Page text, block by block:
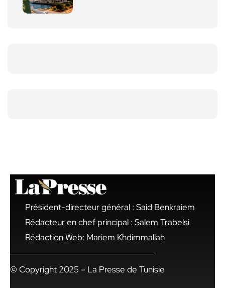
Président-directeur général : Said Benkraiem
Rédacteur en chef principal : Salem Trabelsi
Rédaction Web: Mariem Khdimmallah
© Copyright 2025 – La Presse de Tunisie